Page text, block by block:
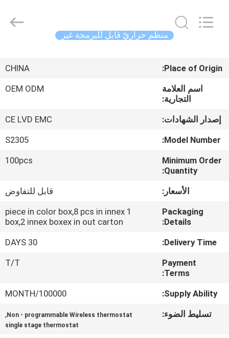
منتجات
عرض
الواقع
الافتراضي
معلومات
جولة
المعمل
رقابة
جودة
Limited.
منظّم حراريّ قابل للبرمجة غير
Place of Origin:
CHINA
اسم العلامة
التجارية:
OEM ODM
إصدار الشهادات:
CE LVD EMC
Model Number:
S2305
Minimum Order
Quantity:
100pcs
الأسعار:
قابل للتفاوض
Packaging
Details:
1 piece in color box,8 pcs in innex
box,2 innex boxex in out carton
Delivery Time:
30 DAYS
Payment
Terms:
T/T
Supply Ability:
100000/MONTH
تسليط الضوء:
Non - programmable Wireless thermostat
,
single stage thermostat